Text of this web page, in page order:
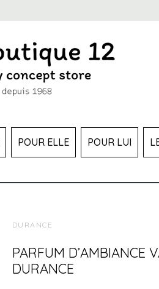
POUR ELLE POUR LUI
DURANCE
PARFUM D’AMBIANCE
DURANCE